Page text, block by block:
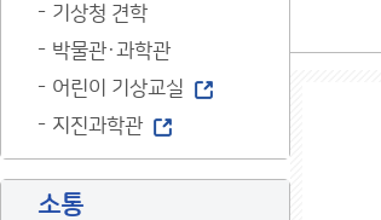
기상청 견학
박물관·과학관
어린이 기상교실
지진과학관
소통